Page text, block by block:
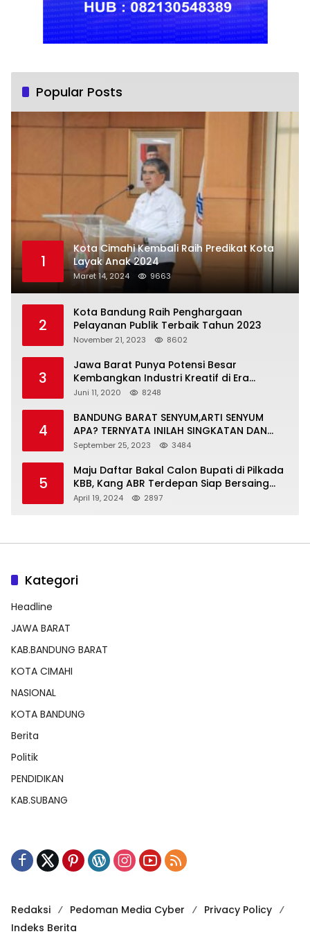
Popular Posts
1
Kota Cimahi Kembali Raih Predikat Kota
Layak Anak 2024
Maret 14, 2024 9663
2
Kota Bandung Raih Penghargaan
Pelayanan Publik Terbaik Tahun 2023
November 21, 2023 8602
3
Jawa Barat Punya Potensi Besar
Kembangkan Industri Kreatif di Era
Normal Baru
Juni 11, 2020 8248
4
BANDUNG BARAT SENYUM,ARTI SENYUM
APA? TERNYATA INILAH SINGKATAN DAN
MAKNANYA
September 25, 2023 3484
5
Maju Daftar Bakal Calon Bupati di Pilkada
KBB, Kang ABR Terdepan Siap Bersaing
Dengan Balon Lainnya
April 19, 2024 2897
Kategori
Headline
JAWA BARAT
KAB.BANDUNG BARAT
KOTA CIMAHI
NASIONAL
KOTA BANDUNG
Berita
Politik
PENDIDIKAN
KAB.SUBANG
Redaksi Pedoman Media Cyber
Privacy Policy
Indeks Berita